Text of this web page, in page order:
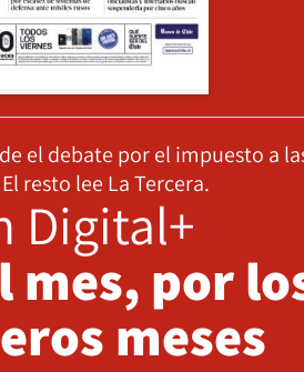
el debate por el impuesto a
resto lee La Tercera.
Digital+
mes, por
meses